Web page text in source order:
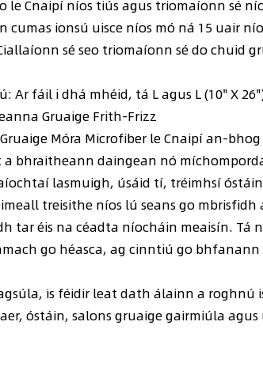
le Cnaipí níos tiús agus triomaíonn sé
cumas ionsú uisce níos mó ná 15
sé seo triomaíonn sé do chuid
Ar fáil i dhá mhéid, tá L agus L (10"
Gruaige Frith-Frizz
Móra Microfiber le Cnaipí an-
bhraitheann daingean nó
lasmuigh, úsáid tí, tréimhsí óstáin
imeall treisithe níos lú seans go
tar éis na céadta níocháin meaisín.
go héasca, ag cinntiú go
is féidir leat dath álainn a roghnú
óstáin, salons gruaige gairmiúla agus